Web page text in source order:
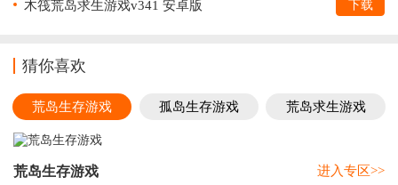
木筏荒岛求生游戏v341 安卓版 下载
猜你喜欢
荒岛生存游戏 孤岛生存游戏 荒岛求生游戏
荒岛生存游戏 进入专区>>